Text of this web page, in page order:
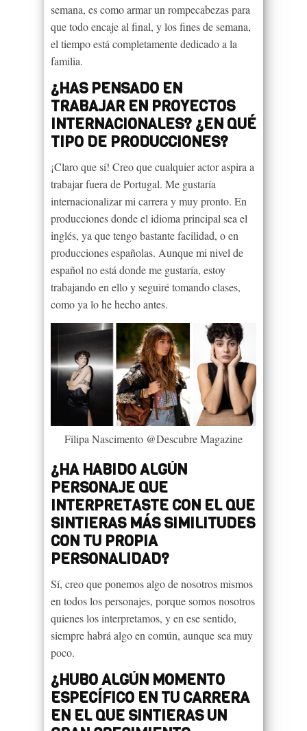
semana, es como armar un rompecabezas para
que todo encaje al final, y los fines de semana,
el tiempo está completamente dedicado a la
familia.
¿HAS PENSADO EN
TRABAJAR EN PROYECTOS
INTERNACIONALES? ¿EN QUÉ
TIPO DE PRODUCCIONES?
¡Claro que sí! Creo que cualquier actor aspira a
trabajar fuera de Portugal. Me gustaría
internacionalizar mi carrera y muy pronto. En
producciones donde el idioma principal sea el
inglés, ya que tengo bastante facilidad, o en
producciones españolas. Aunque mi nivel de
español no está donde me gustaría, estoy
trabajando en ello y seguiré tomando clases,
como ya lo he hecho antes.
Filipa Nascimento @Descubre Magazine
¿HA HABIDO ALGÚN
PERSONAJE QUE
INTERPRETASTE CON EL QUE
SINTIERAS MÁS SIMILITUDES
CON TU PROPIA
PERSONALIDAD?
Sí, creo que ponemos algo de nosotros mismos
en todos los personajes, porque somos nosotros
quienes los interpretamos, y en ese sentido,
siempre habrá algo en común, aunque sea muy
poco.
¿HUBO ALGÚN MOMENTO
ESPECÍFICO EN TU CARRERA
EN EL QUE SINTIERAS UN